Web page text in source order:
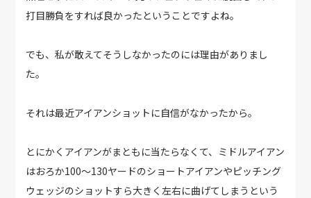
打目勝負をすれば良かったということですよね。
でも、私が敢えてそうしなかったのには理由がありまし
た。
それは最近アイアンショットに自信がなかったから。
とにかくアイアンがまともに当たらなくて、ミドルアイアン
はおろか100～130ヤードのショートアイアンやピッチング
ウェッジのショットすら大きく左右に曲げてしまうという